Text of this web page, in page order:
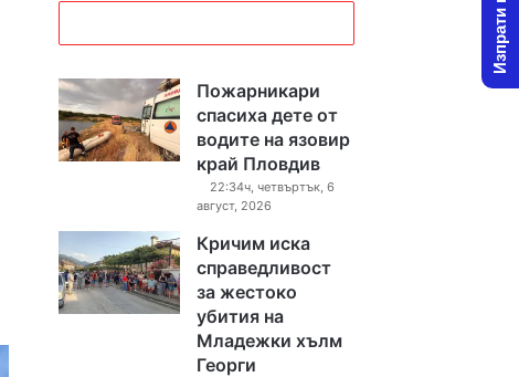
Пожарникари
спасиха дете от
водите на язовир
край Пловдив
22:34ч, четвъртък, 6
август, 2026
Кричим иска
справедливост
за жестоко
убития на
Младежки хълм
Георги